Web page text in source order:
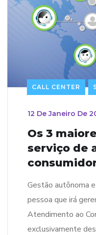
CALL CENTER
12 De Janeiro De
Os 3
serviço de
Gestão autônoma
pessoa que irá
Atendimento ao
exclusivamente